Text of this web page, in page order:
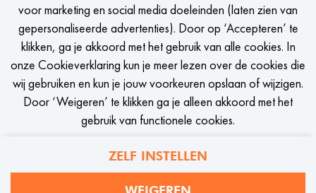
voor marketing en social media doeleinden (laten zien van
gepersonaliseerde advertenties). Door op ‘Accepteren’ te
klikken, ga je akkoord met het gebruik van alle cookies. In
onze Cookieverklaring kun je meer lezen over de cookies die
wij gebruiken en kun je jouw voorkeuren opslaan of wijzigen.
Door ‘Weigeren’ te klikken ga je alleen akkoord met het
gebruik van functionele cookies.
ZELF INSTELLEN
STEL JOB ALERT IN
Privacy Cookies